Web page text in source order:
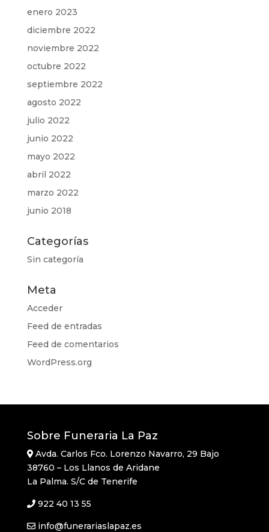
enero 2023
diciembre 2022
noviembre 2022
octubre 2022
septiembre 2022
agosto 2022
julio 2022
junio 2022
mayo 2022
abril 2022
marzo 2022
junio 2018
Categorías
Sin categoría
Meta
Acceder
Feed de entradas
Feed de comentarios
WordPress.org
Sobre Funeraria La Paz
Avda. Carlos Fco. Lorenzo Navarro, 29 Bajo
38760 – Los Llanos de Aridane
La Palma. S/C de Tenerife
922 40 13 55
info@funerariaslapaz.es